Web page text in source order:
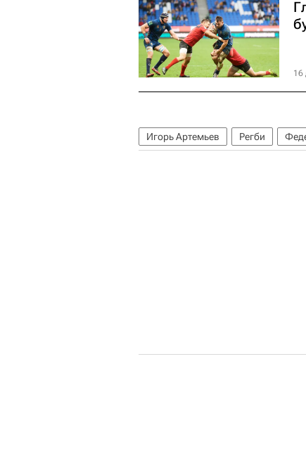
16
Игорь Артемьев Регби